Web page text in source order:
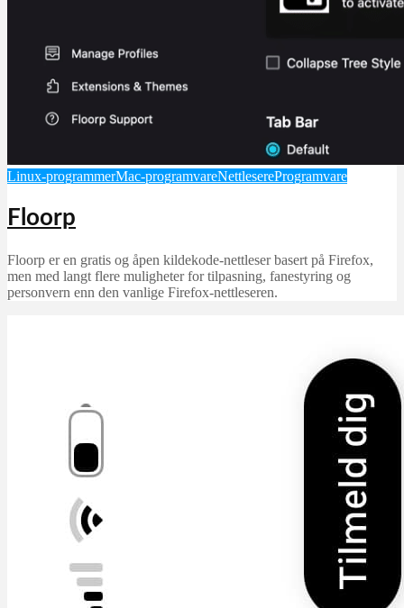
Linux-programmerMac-programvareNettlesereProgramvare
Floorp
Floorp er en gratis og åpen kildekode-nettleser basert på Firefox,
men med langt flere muligheter for tilpasning, fanestyring og
personvern enn den vanlige Firefox-nettleseren.